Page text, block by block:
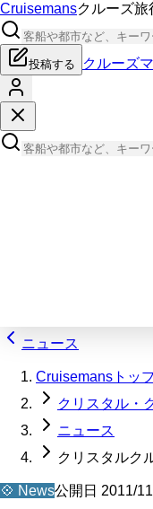
Cruisemansクルーズ旅
投稿する クルーズ
ニュース
Cruisemansトッ
クリスタル・
ニュース
クリスタルク
💠 News公開日 2011/